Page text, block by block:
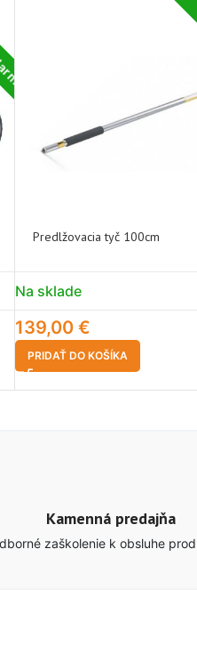
Predlžovacia tyč 100cm
Na sklade
139,00 €
PRIDAŤ DO KOŠÍKA
Kamenná predajňa
zaškolenie k obsluhe